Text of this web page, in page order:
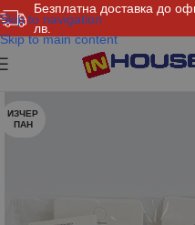
Безплатна доставка до
лв.
Skip to navigation
Skip to main content
ИЗЧЕР
ПАН